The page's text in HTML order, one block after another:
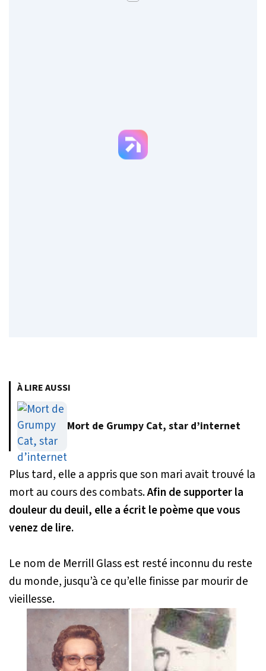
À LIRE AUSSI
Mort de Grumpy Cat, star d’internet
Plus tard, elle a appris que son mari avait trouvé la
mort au cours des combats.Afin de supporter la
douleur du deuil, elle a écrit le poème que vous
venez de lire.
Le nom de Merrill Glass est resté inconnu du reste
du monde, jusqu’à ce qu’elle finisse par mourir de
vieillesse.